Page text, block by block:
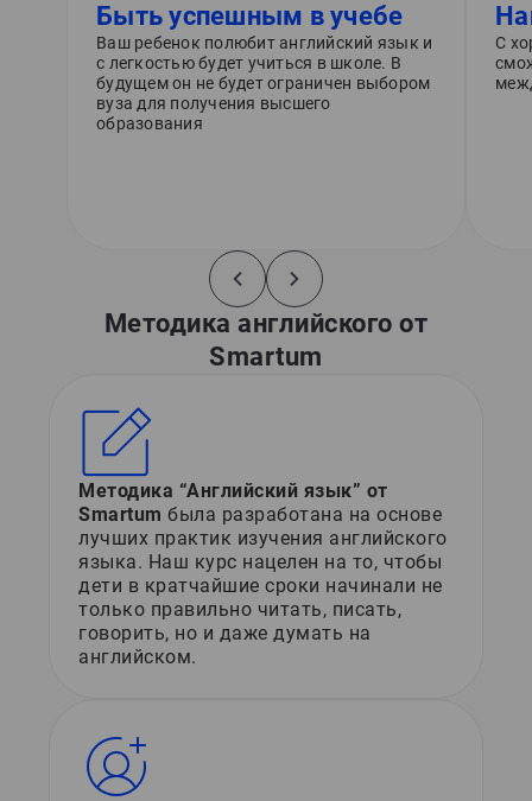
Быть успешным в учебе
Ваш ребенок полюбит английский язык и
с легкостью будет учиться в школе. В
будущем он не будет ограничен выбором
вуза для получения высшего
образования
С
Методика английского от
Smartum
Методика “Английский язык” от
Smartum была разработана на основе
лучших практик изучения английского
языка. Наш курс нацелен на то, чтобы
дети в кратчайшие сроки начинали не
только правильно читать, писать,
говорить, но и даже думать на
английском.